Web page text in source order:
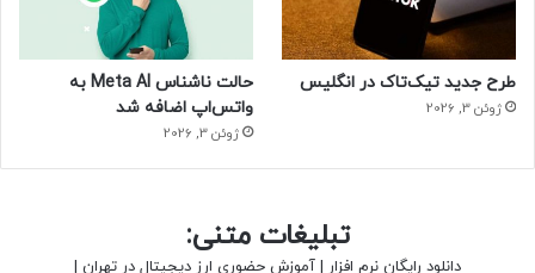
طرح جدید تیک‌تاک در انگلیس
ژوئن 3, 2026
حالت ناشناس Meta AI به
واتس‌اپ اضافه شد
ژوئن 3, 2026
تبلیغات متنی:
دانلود رایگان نرم افزار | آموزش حضوری ارز دیجیتال در تهران |